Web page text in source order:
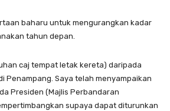
baharu untuk mengurangkan kadar
tahun depan.
caj tempat letak kereta) daripada
Penampang. Saya telah menyampaikan
Presiden (Majlis Perbandaran
supaya dapat diturunkan